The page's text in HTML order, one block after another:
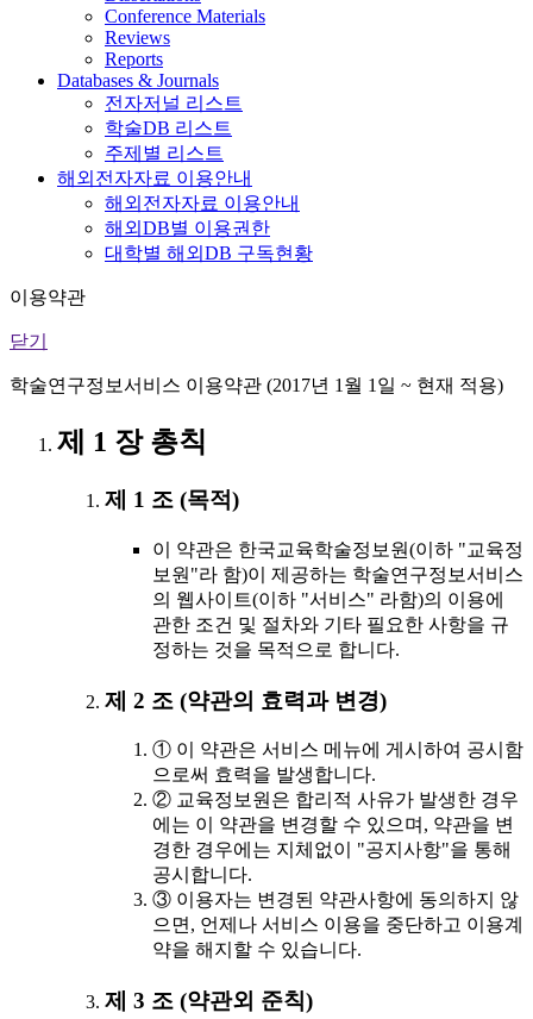
Conference Materials
Reviews
Reports
Databases & Journals
전자저널 리스트
학술DB 리스트
주제별 리스트
해외전자자료 이용안내
해외전자자료 이용안내
해외DB별 이용권한
대학별 해외DB 구독현황
이용약관
닫기
학술연구정보서비스 이용약관 (2017년 1월 1일 ~ 현재 적용)
제 1 장 총칙
제 1 조 (목적)
이 약관은 한국교육학술정보원(이하 "교육정
보원"라 함)이 제공하는 학술연구정보서비스
의 웹사이트(이하 "서비스" 라함)의 이용에
관한 조건 및 절차와 기타 필요한 사항을 규
정하는 것을 목적으로 합니다.
제 2 조 (약관의 효력과 변경)
① 이 약관은 서비스 메뉴에 게시하여 공시함
으로써 효력을 발생합니다.
② 교육정보원은 합리적 사유가 발생한 경우
에는 이 약관을 변경할 수 있으며, 약관을 변
경한 경우에는 지체없이 "공지사항"을 통해
공시합니다.
③ 이용자는 변경된 약관사항에 동의하지 않
으면, 언제나 서비스 이용을 중단하고 이용계
약을 해지할 수 있습니다.
제 3 조 (약관외 준칙)